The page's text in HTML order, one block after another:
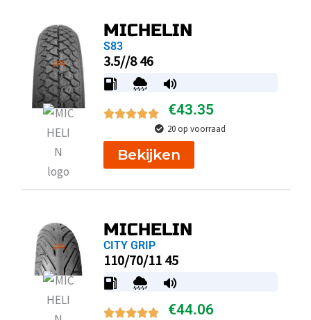
MICHELIN
S83
3.5//8 46
€43.35
20 op voorraad
Bekijken
MICHELIN
CITY GRIP
110/70/11 45
€44.06